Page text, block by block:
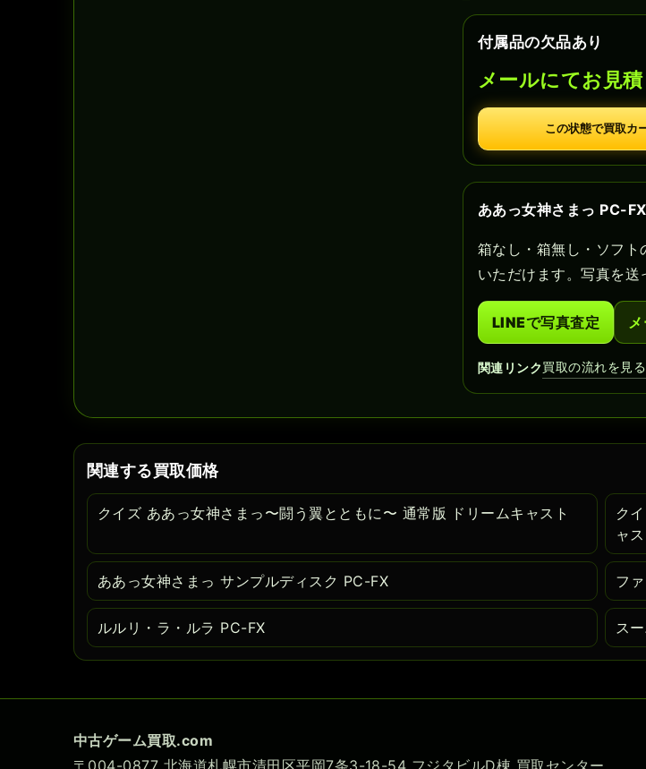
付属品の欠品あり
メールにてお見積
この状態で買取カ
ああっ女神さまっ PC-
箱なし・箱無し・ソフ
いただけます。写真を送
LINEで写真査定
関連リンク買取の流れを見る
関連する買取価格
クイズ ああっ女神さまっ〜闘う翼とともに〜 通常版 ドリームキャスト
ク
ャ
ああっ女神さまっ サンプルディスク PC-FX フ
ルルリ・ラ・ルラ PC-FX ス
中古ゲーム買取.com
〒004-0877 北海道札幌市清田区平岡7条3-18-54 フジタビルD棟 買取センター